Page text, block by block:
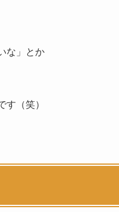
な」とか
（笑）